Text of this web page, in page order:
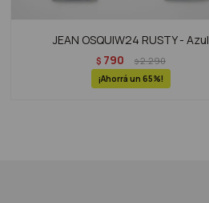
JEAN OSQUIW24 RUSTY - Azul
$ 790 $2.290
65